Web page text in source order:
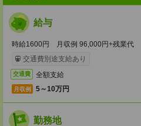
給与
時給1600円 月収例 96,000円+残業代
交通費別途支給あり
交通費 全額支給
月収例 5～10万円
勤務地